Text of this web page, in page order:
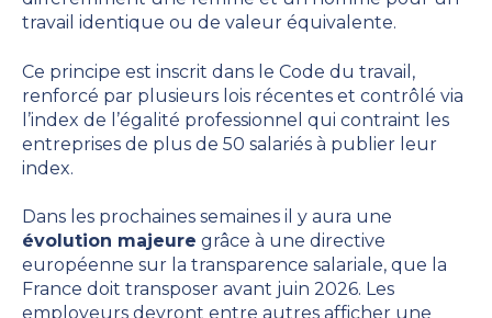
travail identique ou de valeur équivalente.
Ce principe est inscrit dans le Code du travail,
renforcé par plusieurs lois récentes et contrôlé via
l’index de l’égalité professionnel qui contraint les
entreprises de plus de 50 salariés à publier leur
index.
Dans les prochaines semaines il y aura une
évolution majeure grâce à une directive
européenne sur la transparence salariale, que la
France doit transposer avant juin 2026. Les
employeurs devront entre autres afficher une